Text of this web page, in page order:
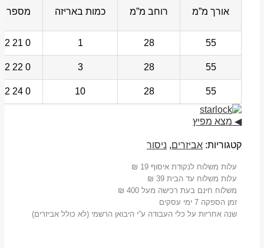
אורך מ”מ רוחב מ”מ כמות באריזה מספר
55
28
1
0 21 222 02 35 6
55
28
3
0 22 222 02 35 6
55
28
10
0 24 222 02 35 6
◀ מצא מפיץ
קטגוריות: אביזרים, ניסור
עלות משלוח לנקודת איסוף 19 ₪
עלות משלוח עד הבית 39 ₪
משלוח חינם בעת רכישה מעל 400 ₪
זמן הספקה 7 ימי עסקים
שנה אחריות על כלי העבודה ע”י היבואן הרשמי (לא כולל אביזרים)